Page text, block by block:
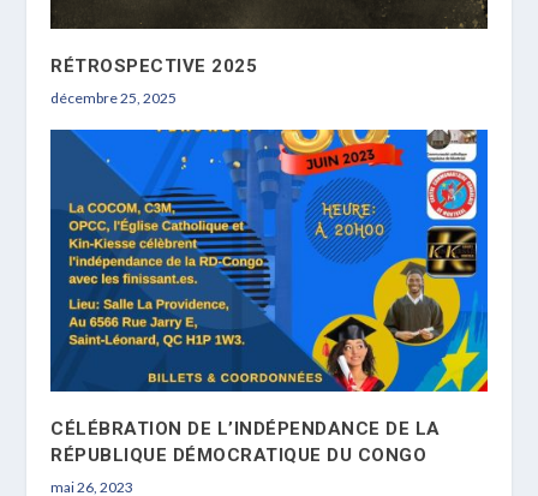
RÉTROSPECTIVE 2025
décembre 25, 2025
CÉLÉBRATION DE L’INDÉPENDANCE DE LA
RÉPUBLIQUE DÉMOCRATIQUE DU CONGO
mai 26, 2023